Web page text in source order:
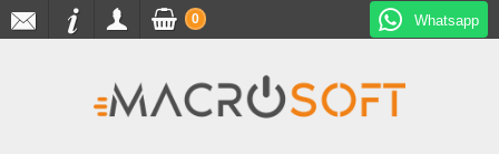
Whatsapp
0